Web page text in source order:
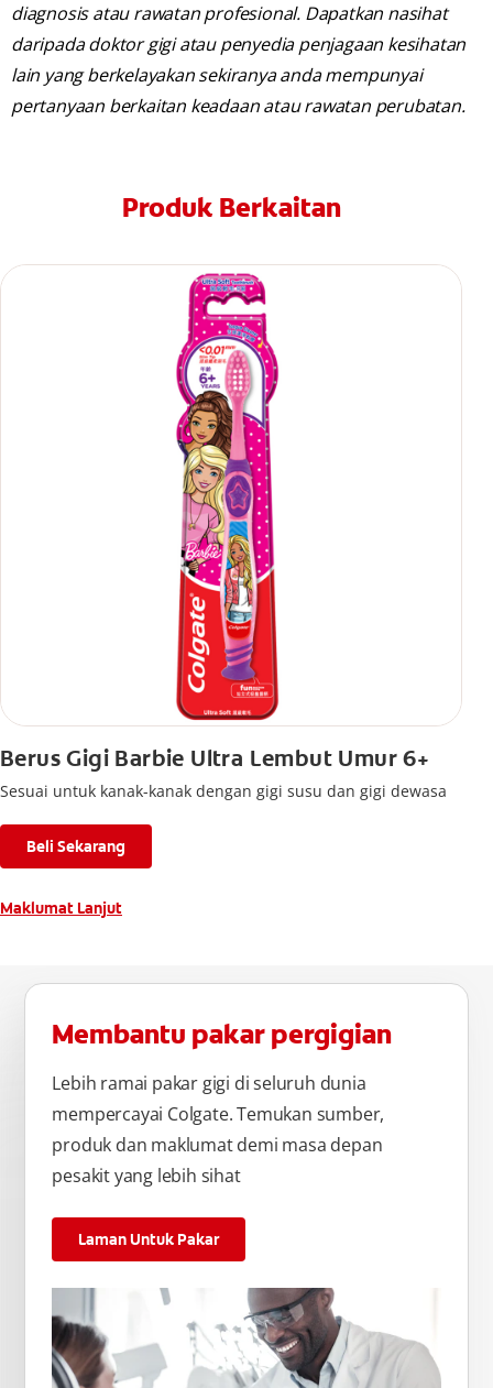
diagnosis atau rawatan profesional. Dapatkan nasihat
daripada doktor gigi atau penyedia penjagaan kesihatan
lain yang berkelayakan sekiranya anda mempunyai
pertanyaan berkaitan keadaan atau rawatan perubatan.
Produk Berkaitan
Berus Gigi Barbie Ultra Lembut Umur 6+
Sesuai untuk kanak-kanak dengan gigi susu dan gigi dewasa
Beli Sekarang
Maklumat Lanjut
Membantu pakar pergigian
Lebih ramai pakar gigi di seluruh dunia
mempercayai Colgate. Temukan sumber,
produk dan maklumat demi masa depan
pesakit yang lebih sihat
Laman Untuk Pakar